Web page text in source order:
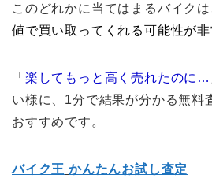
このどれかに当てはまるバイクは
値で買い取ってくれる可能性が非
「 楽してもっと高く売れたのに …
い様に、1分で結果が分かる無料
おすすめです。
バイク王 かんたんお試し査定